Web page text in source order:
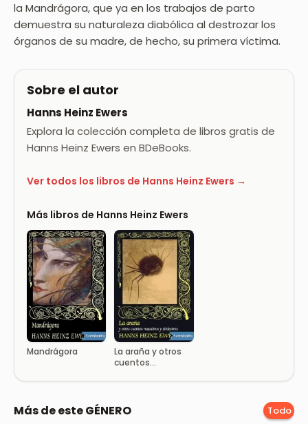
la Mandrágora, que ya en los trabajos de parto
demuestra su naturaleza diabólica al destrozar los
órganos de su madre, de hecho, su primera víctima.
Sobre el autor
Hanns Heinz Ewers
Explora la colección completa de libros gratis de
Hanns Heinz Ewers en BDeBooks.
Ver todos los libros de Hanns Heinz Ewers →
Más libros de Hanns Heinz Ewers
Mandrágora
La araña y otros
cuentos
Más de este GÉNERO Todo